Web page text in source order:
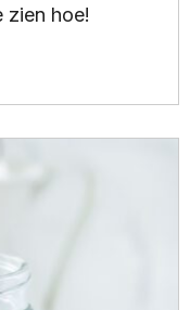
zien hoe!